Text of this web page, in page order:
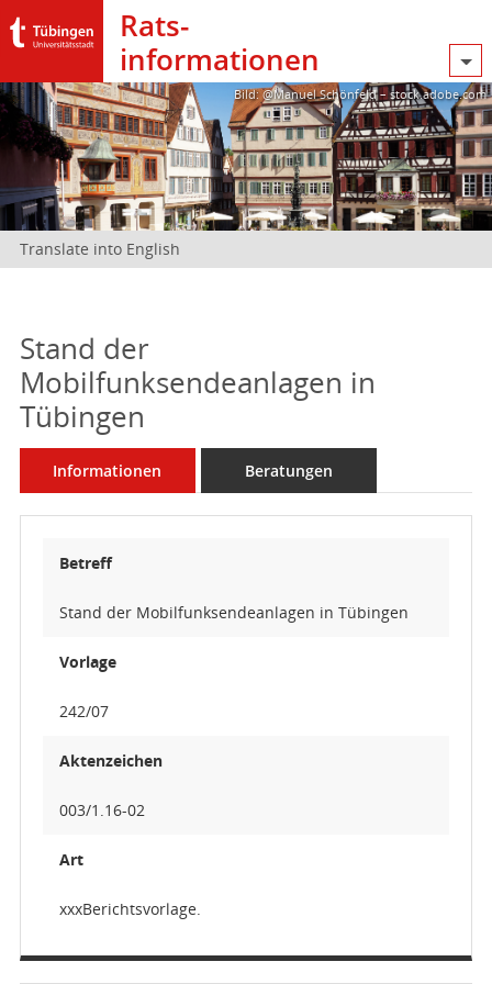
Rats­
informationen
Bild: @Manuel Schönfeld – stock.adobe.com
Translate into English
Stand der
Mobilfunksendeanlagen in
Tübingen
Informationen Beratungen
Betreff
Stand der Mobilfunksendeanlagen in Tübingen
Vorlage
242/07
Aktenzeichen
003/1.16-02
Art
xxxBerichtsvorlage.